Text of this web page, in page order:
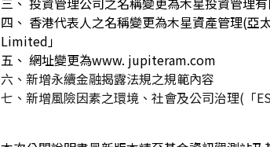
四、 香港代表人之名稱變更為木星資產管理(
Limited」
五、 網址變更為www. jupiteram.com
六、 新增永續金融揭露法規之規範內容
七、 新增風險因素之環境、社會及公司治理(「